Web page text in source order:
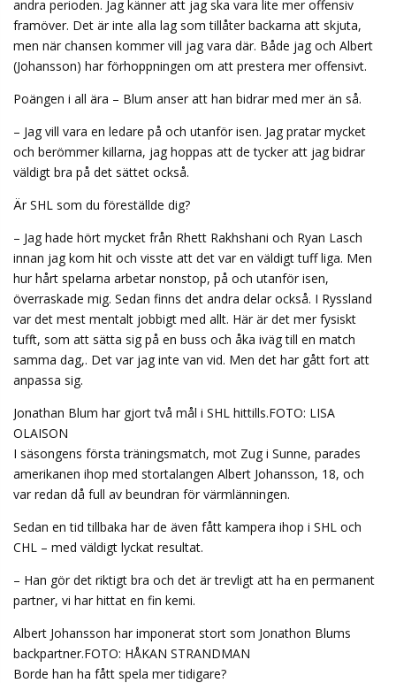
andra perioden. Jag känner att jag ska vara lite mer offensiv
framöver. Det är inte alla lag som tillåter backarna att skjuta,
men när chansen kommer vill jag vara där. Både jag och Albert
(Johansson) har förhoppningen om att prestera mer offensivt.
Poängen i all ära – Blum anser att han bidrar med mer än så.
– Jag vill vara en ledare på och utanför isen. Jag pratar mycket
och berömmer killarna, jag hoppas att de tycker att jag bidrar
väldigt bra på det sättet också.
Är SHL som du föreställde dig?
– Jag hade hört mycket från Rhett Rakhshani och Ryan Lasch
innan jag kom hit och visste att det var en väldigt tuff liga. Men
hur hårt spelarna arbetar nonstop, på och utanför isen,
överraskade mig. Sedan finns det andra delar också. I Ryssland
var det mest mentalt jobbigt med allt. Här är det mer fysiskt
tufft, som att sätta sig på en buss och åka iväg till en match
samma dag,. Det var jag inte van vid. Men det har gått fort att
anpassa sig.
Jonathan Blum har gjort två mål i SHL hittills.FOTO: LISA
OLAISON
I säsongens första träningsmatch, mot Zug i Sunne, parades
amerikanen ihop med stortalangen Albert Johansson, 18, och
var redan då full av beundran för värmlänningen.
Sedan en tid tillbaka har de även fått kampera ihop i SHL och
CHL – med väldigt lyckat resultat.
– Han gör det riktigt bra och det är trevligt att ha en permanent
partner, vi har hittat en fin kemi.
Albert Johansson har imponerat stort som Jonathon Blums
backpartner.FOTO: HÅKAN STRANDMAN
Borde han ha fått spela mer tidigare?